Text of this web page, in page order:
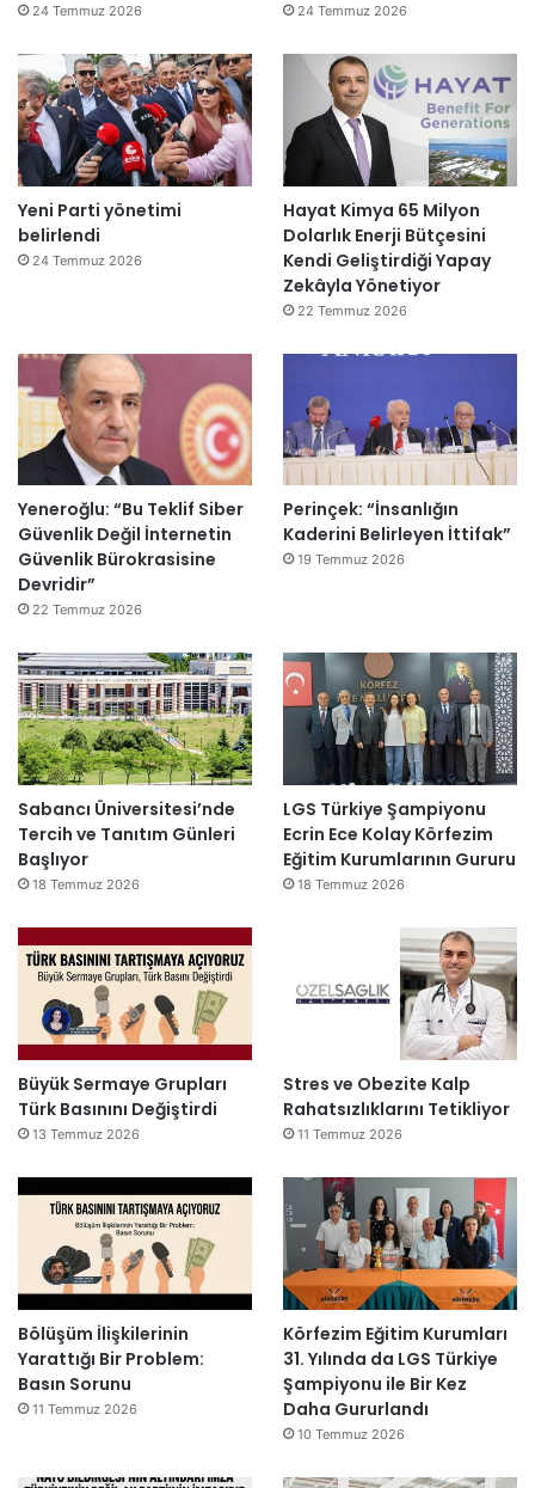
24 Temmuz 2026 24 Temmuz 2026
Yeni Parti yönetimi
belirlendi
24 Temmuz 2026
Hayat Kimya 65 Milyon
Dolarlık Enerji Bütçesini
Kendi Geliştirdiği Yapay
Zekâyla Yönetiyor
22 Temmuz 2026
Yeneroğlu: “Bu Teklif Siber
Güvenlik Değil İnternetin
Güvenlik Bürokrasisine
Devridir”
22 Temmuz 2026
Perinçek: “İnsanlığın
Kaderini Belirleyen İttifak”
19 Temmuz 2026
Sabancı Üniversitesi’nde
Tercih ve Tanıtım Günleri
Başlıyor
18 Temmuz 2026
LGS Türkiye Şampiyonu
Ecrin Ece Kolay Körfezim
Eğitim Kurumlarının Gururu
18 Temmuz 2026
Büyük Sermaye Grupları
Türk Basınını Değiştirdi
13 Temmuz 2026
Stres ve Obezite Kalp
Rahatsızlıklarını Tetikliyor
11 Temmuz 2026
Bölüşüm İlişkilerinin
Yarattığı Bir Problem:
Basın Sorunu
11 Temmuz 2026
Körfezim Eğitim Kurumları
31. Yılında da LGS Türkiye
Şampiyonu ile Bir Kez
Daha Gururlandı
10 Temmuz 2026